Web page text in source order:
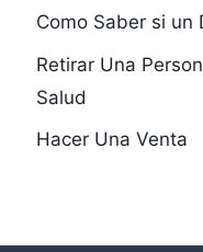
Como Saber si un
Retirar Una
Salud
Hacer Una Venta